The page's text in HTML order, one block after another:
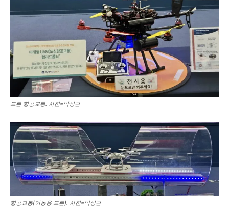
드론 항공교통. 사진=박성근
항공교통(이동용 드론). 사진=박성근